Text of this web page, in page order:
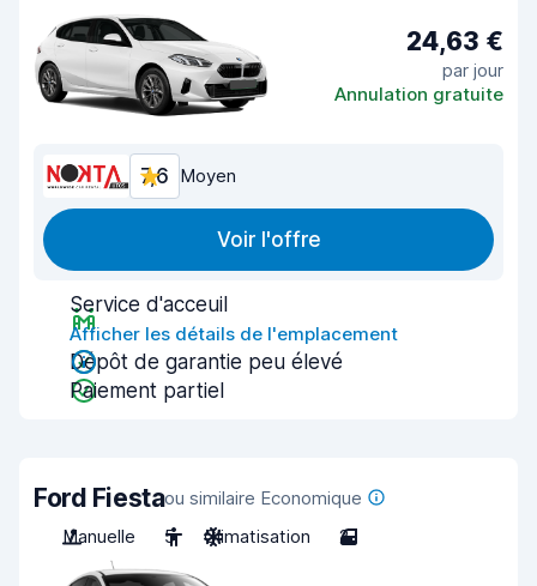
24,63 €
par jour
Annulation gratuite
7,6 Moyen
Voir l'offre
Service d'acceuil
Afficher les détails de l'emplacement
Dépôt de garantie peu élevé
Paiement partiel
Ford Fiestaou similaire Economique
Manuelle
5 Climatisation 2